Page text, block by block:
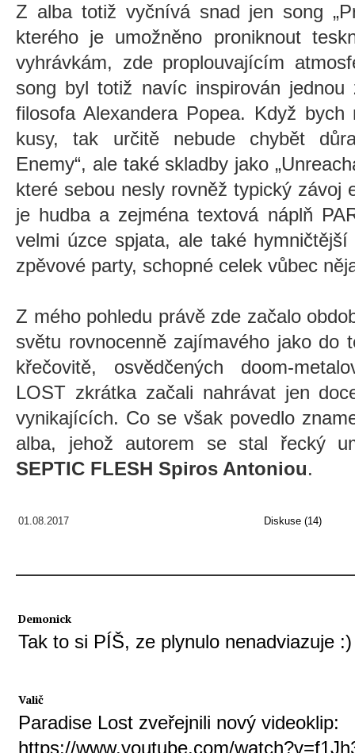
Z alba totiž vyčnívá snad jen song
kterého je umožněno proniknout
vyhrávkám, zde proplouvajícím
song byl totiž navíc inspirován
filosofa Alexandera Popea. Když
kusy, tak určitě nebude chybět
Enemy“, ale také skladby jako
které sebou nesly rovněž typický závoj
je hudba a zejména textová náplň
velmi úzce spjata, ale také
zpěvové party, schopné celek vůbec
Z mého pohledu právě zde začalo
světu rovnocenně zajímavého jako do
křečovitě, osvědčených doom-
LOST zkrátka začali nahrávat jen
vynikajících. Co se však povedlo
alba, jehož autorem se stal řecký
SEPTIC FLESH Spiros Antoniou.
01.08.2017 Diskuse (14)
Demonick
Tak to si PÍŠ, ze plynulo nenadviazuje :)
Valič
Paradise Lost zveřejnili nový videoklip:
https://www.youtube.com/